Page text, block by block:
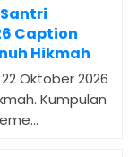
Caption
Hikmah
Oktober 2026
Kumpulan